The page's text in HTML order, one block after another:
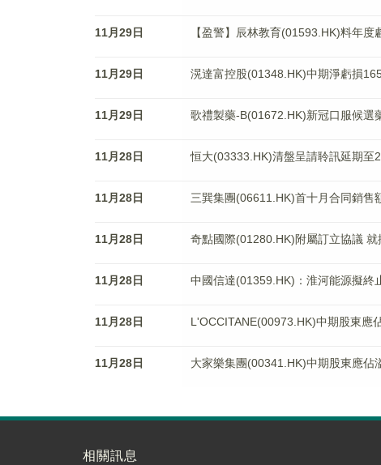
11月29日 【盈警】辰林教育(01593.HK)料年
11月29日 滉達富控股(01348.HK)中期淨虧損
11月29日 歌禮製藥-B(01672.HK)新冠口服候選
11月28日 恒大(03333.HK)清盤呈請聆訊延期至
11月28日 三巽集團(06611.HK)首十月合同銷售
11月28日 奇點國際(01280.HK)附屬訂立協議
11月28日 中國信達(01359.HK)：淮河能源擬終
11月28日 L'OCCITANE(00973.HK)中期股東應
11月28日 大家樂集團(00341.HK)中期股東應佔
相關訊息